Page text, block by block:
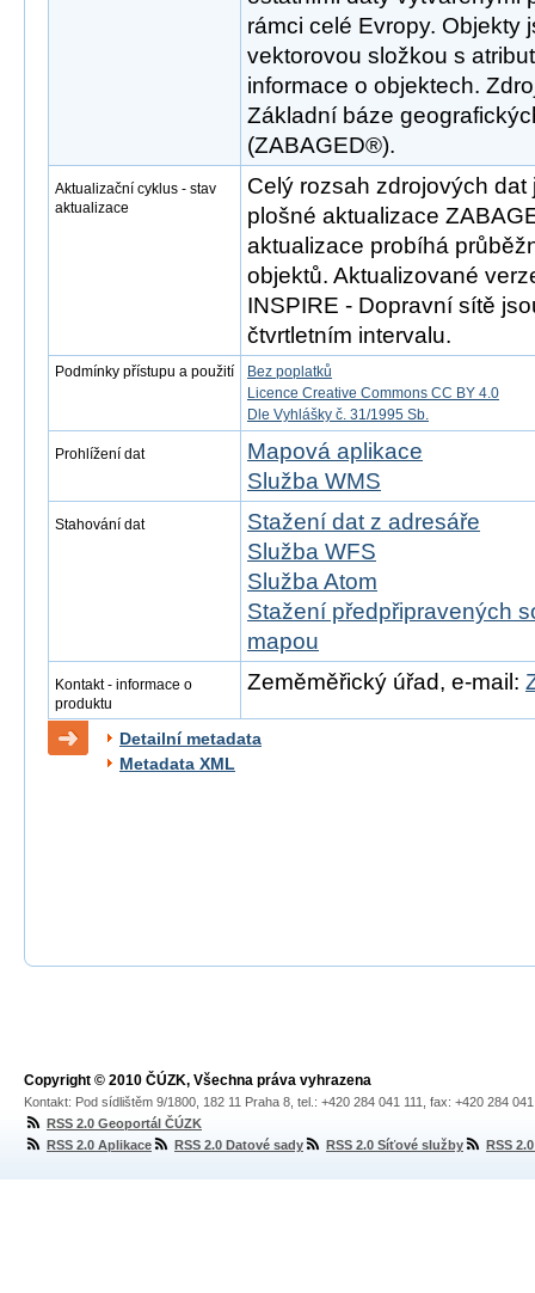
rámci celé Evropy. Objekty
vektorovou složkou s
informace o objektech.
Základní báze
(ZABAGED®).
Aktualizační cyklus - stav
aktualizace
Celý rozsah zdrojových
plošné aktualizace
aktualizace probíhá
objektů. Aktualizované
INSPIRE - Dopravní sítě
čtvrtletním intervalu.
Podmínky přístupu a použití
Bez poplatků
Licence Creative Commons CC BY 4.0
Dle Vyhlášky č. 31/1995 Sb.
Prohlížení dat
Mapová aplikace
Služba WMS
Stahování dat
Stažení dat z adresáře
Služba WFS
Služba Atom
Stažení předpřipravených
mapou
Kontakt - informace o
produktu
Zeměměřický úřad, e-mail:
Detailní metadata
Metadata XML
Copyright © 2010 ČÚZK, Všechna práva vyhrazena
Kontakt: Pod sídlištěm 9/1800, 182 11 Praha 8, tel.: +420 284 041 111, fax: +420 284
RSS 2.0 Geoportál ČÚZK
RSS 2.0 Aplikace
RSS 2.0 Datové sady RSS 2.0 Síťové služby RSS